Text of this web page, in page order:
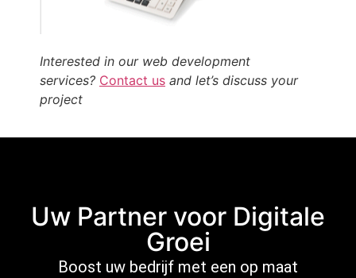
Interested in our web development
services? Contact us and let’s discuss your
project
Uw Partner voor Digitale
Groei
Boost uw bedrijf met een op maat